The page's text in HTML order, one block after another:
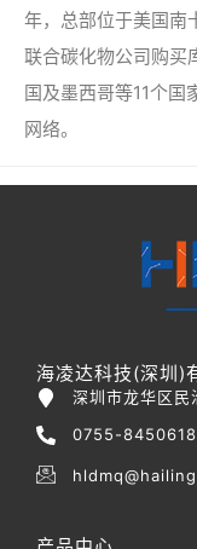
年，总部位于美国南
联合碳化物公司购买
国及墨西哥等11个国
网络。
海凌达科技(深圳)
深圳市龙华区民
0755-